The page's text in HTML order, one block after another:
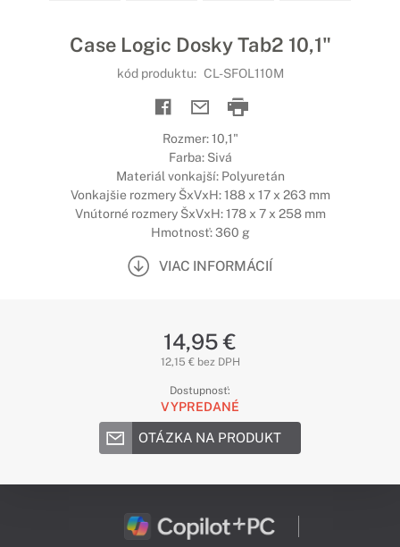
Case Logic Dosky Tab2 10,1"
kód produktu: CL-SFOL110M
Rozmer: 10,1"
Farba: Sivá
Materiál vonkajší: Polyuretán
Vonkajšie rozmery ŠxVxH: 188 x 17 x 263 mm
Vnútorné rozmery ŠxVxH: 178 x 7 x 258 mm
Hmotnosť: 360 g
VIAC INFORMÁCIÍ
14,95 €
12,15 € bez DPH
Dostupnosť:
VYPREDANÉ
OTÁZKA NA PRODUKT